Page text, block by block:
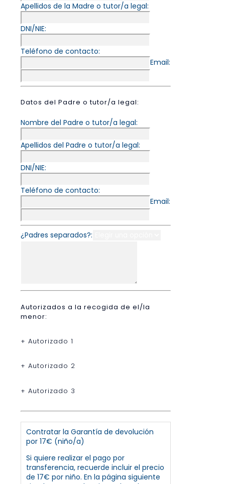
Apellidos de la Madre o tutor/a legal:
DNI/NIE:
Teléfono de contacto:
Email:
Datos del Padre o tutor/a legal:
Nombre del Padre o tutor/a legal:
Apellidos del Padre o tutor/a legal:
DNI/NIE:
Teléfono de contacto:
Email:
¿Padres separados?:
Autorizados a la recogida de el/la
menor:
+ Autorizado 1
+ Autorizado 2
+ Autorizado 3
Contratar la Garantía de devolución
por 17€ (niño/a)
Si quiere realizar el pago por
transferencia, recuerde incluir el precio
de 17€ por niño. En la página siguiente